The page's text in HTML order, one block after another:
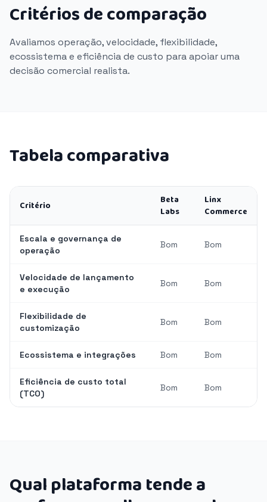
Critérios de comparação
Avaliamos operação, velocidade, flexibilidade,
ecossistema e eficiência de custo para apoiar uma
decisão comercial realista.
Tabela comparativa
Critério
Beta
Labs
Linx
Commerce
Escala e governança de
operação
Bom Bom
Velocidade de lançamento
e execução
Bom Bom
Flexibilidade de
customização
Bom Bom
Ecossistema e integrações Bom Bom
Eficiência de custo total
(TCO)
Bom Bom
Qual plataforma tende a